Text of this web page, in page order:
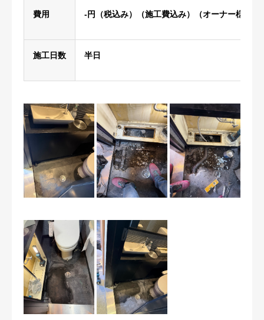
費用 -円（税込み）（施工費込み）（オーナー様依頼
施工日数 半日